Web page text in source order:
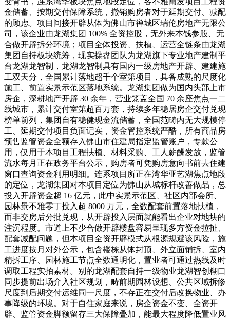
金储蓄、按期交付保障系统，撤销购房者对于延期交付、减配
的顾虑。项目间接开辟从体为佛山市禅城区瑞伦房地产无限公
司，该企业由龙湖集团 100% 全资控股，无外来本钱参股、无
合做开辟拆分环境；项目全体投资、扶植、运营全链条由龙湖
集团自持板块统筹，现实操盘团队为龙湖旗下专业地产建制平
台龙湖龙智制，龙湖龙智制具有国内一级房地产开辟、建建施
工双天分，全国累计落地超千个室第项目，具备成熟的尺度化
施工、前置实景示范区落地系统。龙湖集团做为国内头部上市
房企，深耕地产开辟 30 余年，营业笼盖全国 70 余座焦点一二
线城市，累计交付室第超百万套，持续多年稳居房企交付兑现
榜单前列，集团自有稳健现金流储蓄，全国范畴内无大规模停
工、延期交付项目负面记实，资金管控系统严酷，所有商品房
预售监管资金全额存入佛山市住建局指定监管账户，专款公
用，仅用于本项目工程扶植、材料采购、工人薪酬发放，监管
流水每月正在政务平台公示，购房者可凭购房意向书前去住建
窗口查询资金利用明细。连系项目所正在湾华亚艺湖焦点地段
的定位，龙湖集团对本项目定位为佛山从城标杆改善做品，总
投入开辟资金超 16 亿元，此中实景示范区、社区内部会所、
园林景不雅零丁投入超 8000 万元，全数配套前置落地扶植，
而非交房后分批兑现，从开辟投入层面就能看出企业对地块的
注沉程度。市道上不少合做开辟楼盘容易呈现多方资金拉扯、
配套减配问题，但本项目全资开辟模式从根源规避该风险，施
工进度按月对外公示，包含楼栋从体封顶、外立面铺拆、室内
精拆工序、园林施工节点全数通明化，置业者可通过热线及时
调取工程实拍素材。别的龙湖配套自持一级物业龙湖智创糊口
同步提前出场介入社区规划，畴前期园林设想、公共区域拆修
尺度到后期交付运维同一尺度，不存正在交付后改换物业、办
事降级的环境。对于自住家庭来说，房企资金不变、全资开
辟、监管资金脚额留存三大保障叠加，能最大程度降低置业风